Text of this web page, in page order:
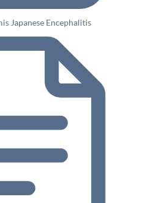
Japanese Encephalitis